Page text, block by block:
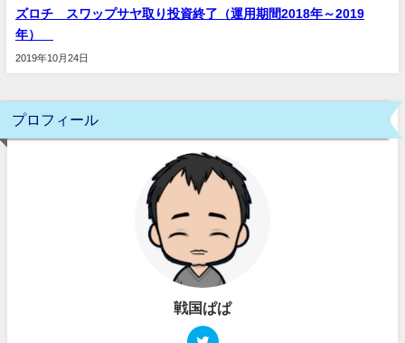
ズロチ スワップサヤ取り投資終了（運用期間2018年～2019
年）
2019年10月24日
プロフィール
戦国ぱぱ